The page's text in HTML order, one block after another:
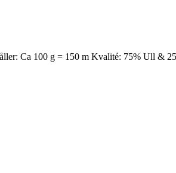
Ca 100 g = 150 m Kvalité: 75% Ull &